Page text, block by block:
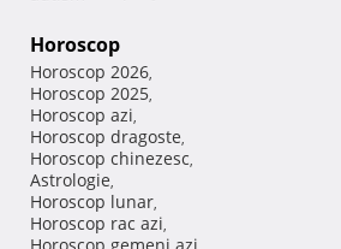
Horoscop
Horoscop 2026,
Horoscop 2025,
Horoscop azi,
Horoscop dragoste,
Horoscop chinezesc,
Astrologie,
Horoscop lunar,
Horoscop rac azi,